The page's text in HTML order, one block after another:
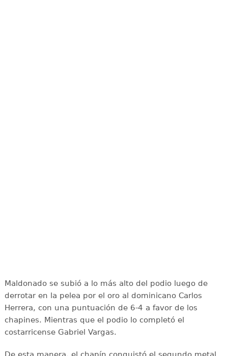
Maldonado se subió a lo más alto del podio luego de
derrotar en la pelea por el oro al dominicano Carlos
Herrera, con una puntuación de 6-4 a favor de los
chapines. Mientras que el podio lo completó el
costarricense Gabriel Vargas.